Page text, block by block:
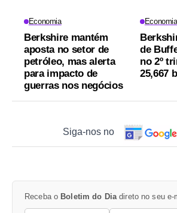
Economia
Berkshire mantém
aposta no setor de
petróleo, mas alerta
para impacto de
guerras nos negócios
Economia
de
no 2º
25,667
Siga-nos no
Receba o Boletim do Diadireto no seu e-